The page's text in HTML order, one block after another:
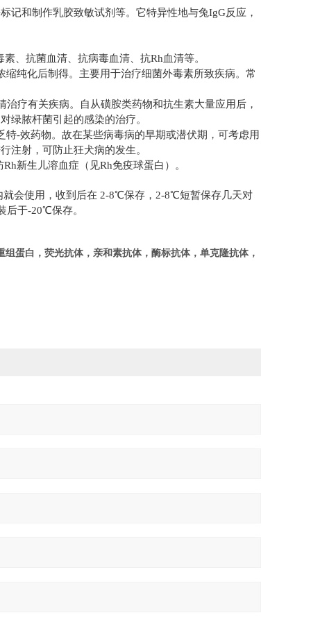
记和制作乳胶致敏试剂等。它特异性地与兔IgG反应，
、抗菌血清、抗病毒血清、抗Rh血清等。
纯化后制得。主要用于治疗细菌外毒素所致疾病。常
疗有关疾病。自从磺胺类药物和抗生素大量应用后，
绿脓杆菌引起的感染的治疗。
特-效药物。故在某些病毒病的早期或潜伏期，可考虑用
注射，可防止狂犬病的发生。
Rh新生儿溶血症（见Rh免疫球蛋白）。
会使用，收到后在 2-8℃保存， 2-8℃短暂保存几天对
后于-20℃保存。
组蛋白，荧光抗体， 亲和素抗体，酶标抗体，单克隆抗体，